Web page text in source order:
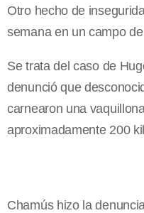
Otro hecho de
semana en un campo
Se trata del caso de
denunció que
carnearon una
aproximadamente 200
Chamús hizo la